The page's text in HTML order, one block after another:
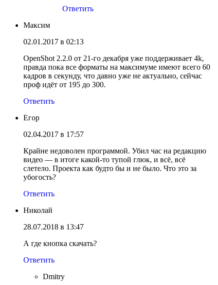
Ответить
Максим
02.01.2017 в 02:13
OpenShot 2.2.0 от 21-го декабря уже поддерживает 4k,
правда пока все форматы на максимуме имеют всего 60
кадров в секунду, что давно уже не актуально, сейчас
проф идёт от 195 до 300.
Ответить
Егор
02.04.2017 в 17:57
Крайне недоволен программой. Убил час на редакцию
видео — в итоге какой-то тупой глюк, и всё, всё
слетело. Проекта как будто бы и не было. Что это за
убогость?
Ответить
Николай
28.07.2018 в 13:47
А где кнопка скачать?
Ответить
Dmitry